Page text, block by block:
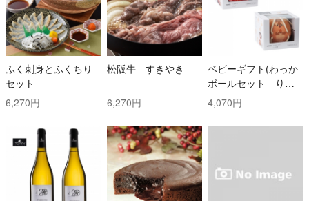
ふく刺身とふくちり
セット
6,270円
松阪牛 すきやき
6,270円
ベビーギフト(わっか
ボールセット りん
ご・しまりす)
4,070円